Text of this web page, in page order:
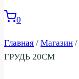
0
Главная / Магазин /
ГРУДЬ 20СМ